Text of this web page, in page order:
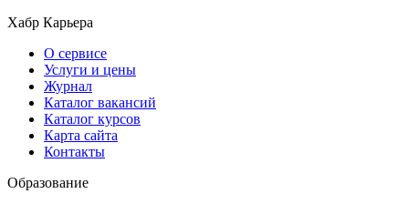
Хабр Карьера
О сервисе
Услуги и цены
Журнал
Каталог вакансий
Каталог курсов
Карта сайта
Контакты
Образование